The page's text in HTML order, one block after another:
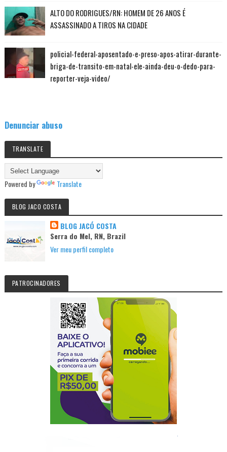
ALTO DO RODRIGUES/RN: HOMEM DE 26 ANOS É
ASSASSINADO A TIROS NA CIDADE
policial-federal-aposentado-e-preso-apos-atirar-durante-
briga-de-transito-em-natal-ele-ainda-deu-o-dedo-para-
reporter-veja-video/
Denunciar abuso
TRANSLATE
Powered by Translate
BLOG JACO COSTA
BLOG JACÓ COSTA
Serra do Mel, RN, Brazil
Ver meu perfil completo
PATROCINADORES